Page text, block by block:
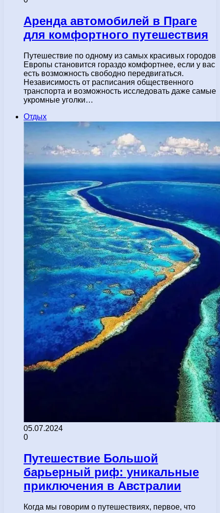
Аренда автомобилей в Праге
для комфортного путешествия
Путешествие по одному из самых красивых городов
Европы становится гораздо комфортнее, если у вас
есть возможность свободно передвигаться.
Независимость от расписания общественного
транспорта и возможность исследовать даже самые
укромные уголки…
Отдых
05.07.2024
0
Путешествие Большой
барьерный риф: уникальные
приключения в Австралии
Когда мы говорим о путешествиях, первое, что